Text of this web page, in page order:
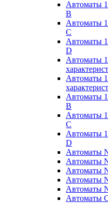
Автоматы
B
Автоматы
C
Автоматы
D
Автоматы
Автоматы
Автоматы
B
Автоматы
C
Автоматы
D
Автоматы
Автоматы
Автоматы
Автоматы
Автоматы
Автоматы